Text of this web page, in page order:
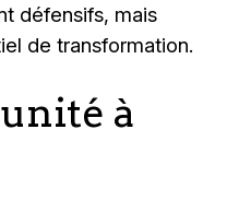
défensifs, mais
de transformation.
à